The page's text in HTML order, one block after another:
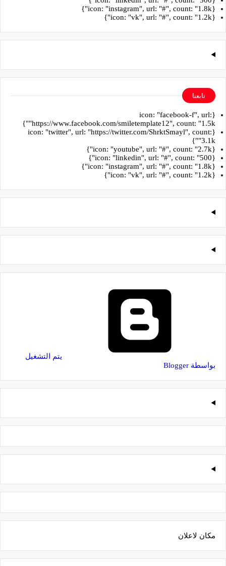
{icon: "instagram", url: "#", count: "1.8k"}
{icon: "vk", url: "#", count: "1.2k"}
تابعنا
{icon: "facebook-f", url:
"https://www.facebook.com/smiletemplate12", count: "1.5k"}
{icon: "twitter", url: "https://twitter.com/ShrktSmayl", count:
"3.1k"}
{icon: "youtube", url: "#", count: "2.7k"}
{icon: "linkedin", url: "#", count: "500"}
{icon: "instagram", url: "#", count: "1.8k"}
{icon: "vk", url: "#", count: "1.2k"}
‏يتم التشغيل
بواسطة Blogger
مكان لاعلان